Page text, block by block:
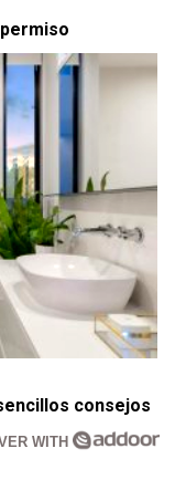
consejos
WITH